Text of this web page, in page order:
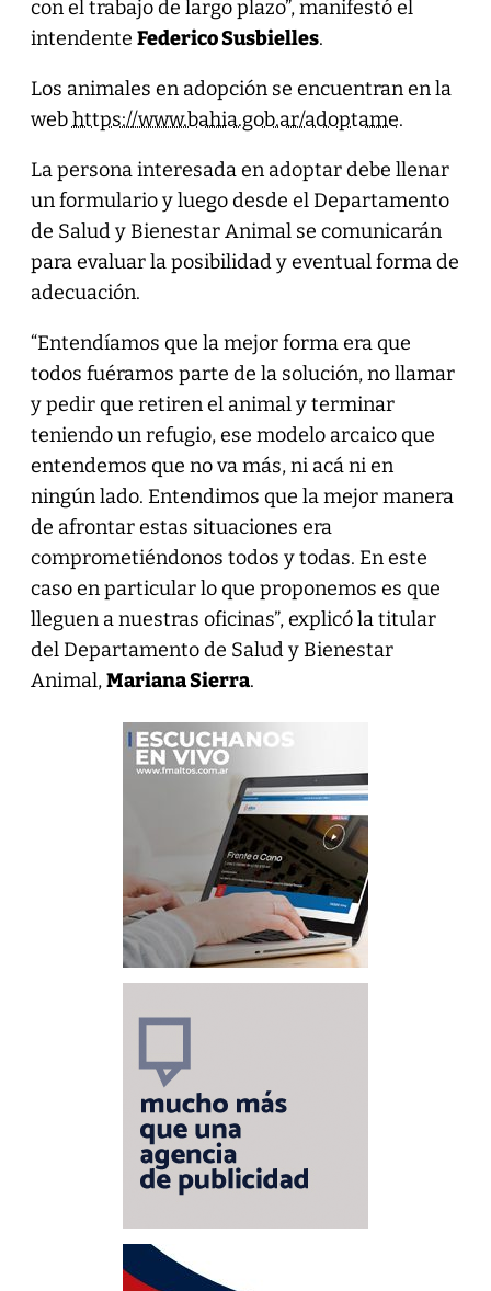
con el trabajo de largo plazo”, manifestó el
intendente Federico Susbielles.
Los animales en adopción se encuentran en la
webhttps://www.bahia.gob.ar/adoptame.
La persona interesada en adoptar debe llenar
un formulario y luego desde el Departamento
de Salud y Bienestar Animal se comunicarán
para evaluar la posibilidad y eventual forma de
adecuación.
“Entendíamos que la mejor forma era que
todos fuéramos parte de la solución, no llamar
y pedir que retiren el animal y terminar
teniendo un refugio, ese modelo arcaico que
entendemos que no va más, ni acá ni en
ningún lado. Entendimos que la mejor manera
de afrontar estas situaciones era
comprometiéndonos todos y todas. En este
caso en particular lo que proponemos es que
lleguen a nuestras oficinas”, explicó la titular
del Departamento de Salud y Bienestar
Animal,Mariana Sierra.